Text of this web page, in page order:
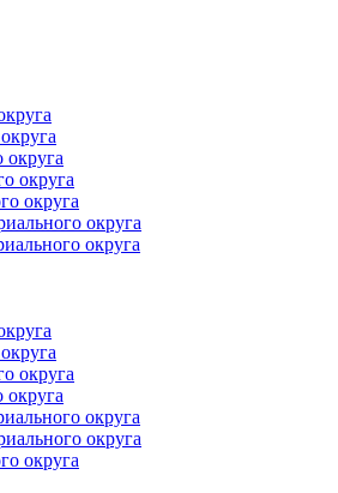
округа
округа
округа
округа
округа
округа
округа
округа
округа
округа